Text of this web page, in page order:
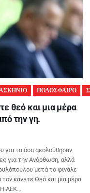
ΠΟΔΟΣΦΑΙΡΟ
θεό και μια μέρα
την γη.
για τα όσα ακολούθησαν
για την Ανόρθωση, αλλά
μετά το φινάλε
κάνετε Θεό και μία μέρα
ΑΕΚ...